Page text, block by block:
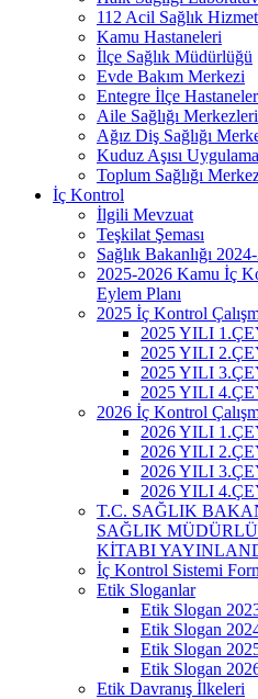
112 Acil Sağlık
Kamu Hastaneleri
İlçe Sağlık Müdürlüğü
Evde Bakım Merkezi
Entegre İlçe
Aile Sağlığı Merkezleri
Ağız Diş Sağlığı
Kuduz Aşısı
Toplum Sağlığı
İç Kontrol
İlgili Mevzuat
Teşkilat Şeması
Sağlık Bakanlığı
2025-2026 Kamu İç
Eylem Planı
2025 İç Kontrol
2025 YILI
2025 YILI
2025 YILI
2025 YILI
2026 İç Kontrol
2026 YILI
2026 YILI
2026 YILI
2026 YILI
T.C. SAĞLIK
SAĞLIK
KİTABI
İç Kontrol Sistemi
Etik Sloganlar
Etik Slogan
Etik Slogan
Etik Slogan
Etik Slogan
Etik Davranış İlkeleri